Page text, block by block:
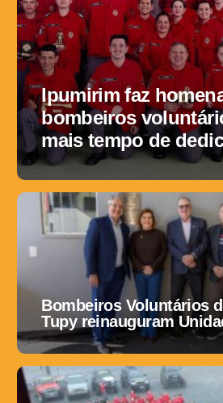
Ipumirim faz
bombeiros
mais tempo de
Bombeiros Voluntários
Tupy reinauguram